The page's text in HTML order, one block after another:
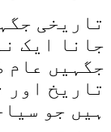
تاریخی
جانا ایک
جگہیں عام
تاریخ اور
ہیں جو